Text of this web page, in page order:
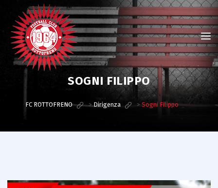
SOGNI FILIPPO
FC ROTTOFRENO >Dirigenza > Sogni Filippo